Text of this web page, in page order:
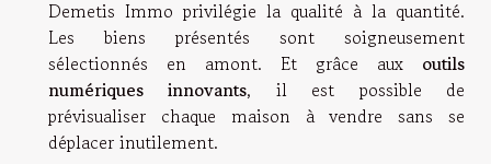
Demetis Immo privilégie la qualité à la quantité.
Les biens présentés sont soigneusement
sélectionnés en amont. Et grâce aux outils
numériques innovants, il est possible de
prévisualiser chaque maison à vendre sans se
déplacer inutilement.